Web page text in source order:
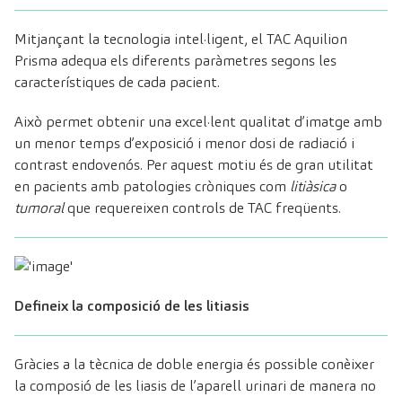
Mitjançant la tecnologia intel·ligent, el TAC Aquilion
Prisma adequa els diferents paràmetres segons les
característiques de cada pacient.
Això permet obtenir una excel·lent qualitat d’imatge amb
un menor temps d’exposició i menor dosi de radiació i
contrast endovenós. Per aquest motiu és de gran utilitat
en pacients amb patologies cròniques com litiàsicao
tumoralque requereixen controls de TAC freqüents.
Defineix la composició de les litiasis
Gràcies a la tècnica de doble energia és possible conèixer
la composió de les liasis de l’aparell urinari de manera no